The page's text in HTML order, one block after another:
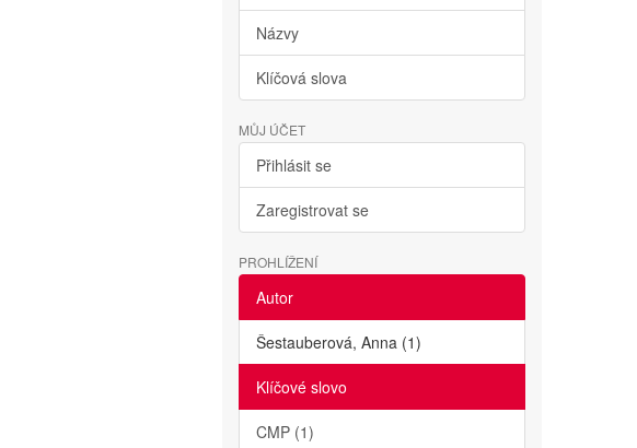
Názvy
Klíčová slova
MŮJ ÚČET
Přihlásit se
Zaregistrovat se
PROHLÍŽENÍ
Autor
Šestauberová, Anna (1)
Klíčové slovo
CMP (1)